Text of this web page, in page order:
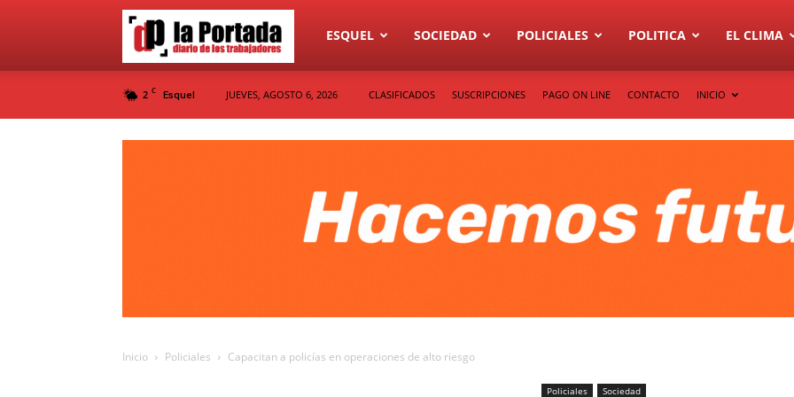
Diario
La
ESQUEL SOCIEDAD POLICIALES POLITICA EL CLIMA
2 C Esquel JUEVES, AGOSTO 6, 2026 CLASIFICADOS SUSCRIPCIONES PAGO ON LINE CONTACTO INICIO
Inicio Policiales Capacitan a policías en operaciones de alto riesgo
Policiales Sociedad